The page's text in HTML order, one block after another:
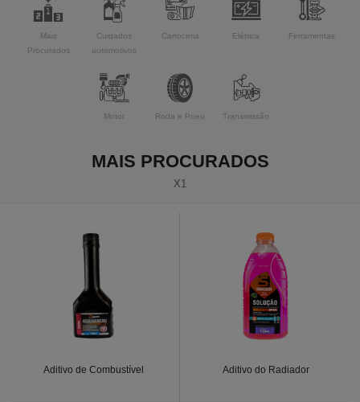
Mais
Procurados
Cuidados
automotivos
Carroceria Elétrica Ferramentas
Motor Roda e Pneu Transmissão
MAIS PROCURADOS
X1
Aditivo de Combustível Aditivo do Radiador